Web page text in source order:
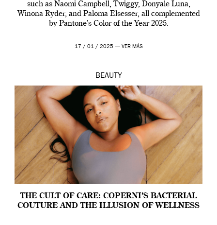
such as Naomi Campbell, Twiggy, Donyale Luna,
Winona Ryder, and Paloma Elsesser, all complemented
by Pantone’s Color of the Year 2025.
17 / 01 / 2025 — VER MÁS
BEAUTY
THE CULT OF CARE: COPERNI’S BACTERIAL
COUTURE AND THE ILLUSION OF WELLNESS